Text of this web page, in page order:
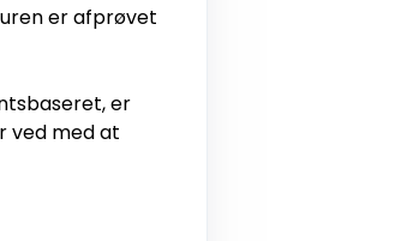
er afprøvet
er
ved med at